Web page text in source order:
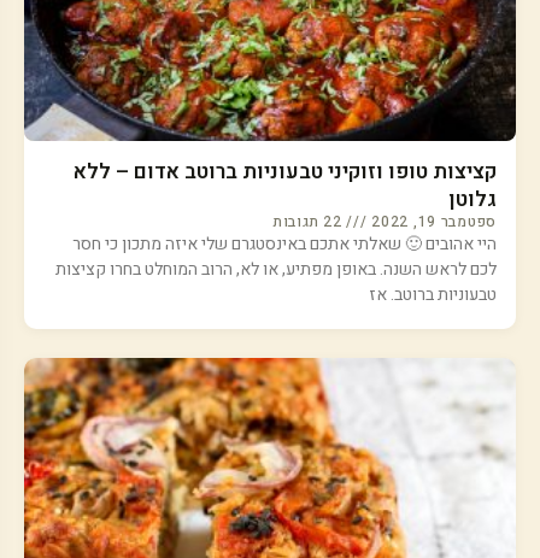
קציצות טופו וזוקיני טבעוניות ברוטב אדום – ללא
גלוטן
ספטמבר 19, 2022 22 תגובות
היי אהובים 🙂 שאלתי אתכם באינסטגרם שלי איזה מתכון כי חסר
לכם לראש השנה. באופן מפתיע, או לא, הרוב המוחלט בחרו קציצות
טבעוניות ברוטב. אז